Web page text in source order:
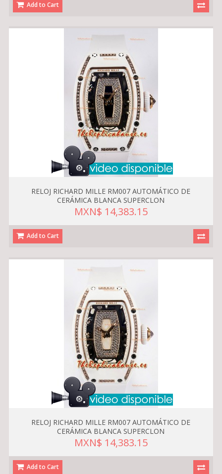
Add to Cart
RELOJ RICHARD MILLE RM007 AUTOMÁTICO DE
CERÁMICA BLANCA SUPERCLON
MXN$ 14,383.15
Add to Cart
RELOJ RICHARD MILLE RM007 AUTOMÁTICO DE
CERÁMICA BLANCA SUPERCLON
MXN$ 14,383.15
Add to Cart